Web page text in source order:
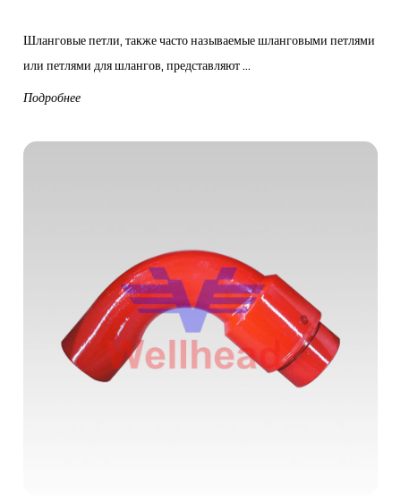
Шланговые петли, также часто называемые шланговыми петлями
или петлями для шлангов, представляют ...
Подробнее